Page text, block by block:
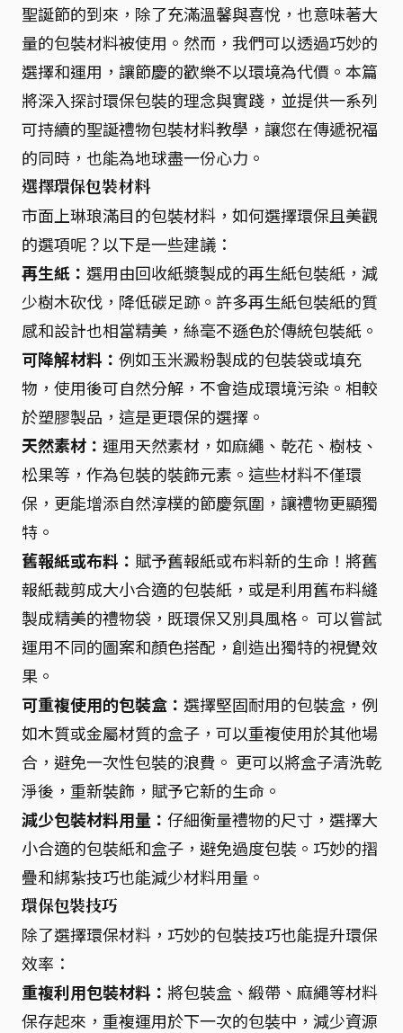
聖誕節的到來，除了充滿溫馨與喜悅，也意味著大
量的包裝材料被使用。然而，我們可以透過巧妙的
選擇和運用，讓節慶的歡樂不以環境為代價。本篇
將深入探討環保包裝的理念與實踐，並提供一系列
可持續的聖誕禮物包裝材料教學，讓您在傳遞祝福
的同時，也能為地球盡一份心力。
選擇環保包裝材料
市面上琳琅滿目的包裝材料，如何選擇環保且美觀
的選項呢？以下是一些建議：
再生紙： 選用由回收紙漿製成的再生紙包裝紙，減
少樹木砍伐，降低碳足跡。許多再生紙包裝紙的質
感和設計也相當精美，絲毫不遜色於傳統包裝紙。
可降解材料： 例如玉米澱粉製成的包裝袋或填充
物，使用後可自然分解，不會造成環境污染。相較
於塑膠製品，這是更環保的選擇。
天然素材： 運用天然素材，如麻繩、乾花、樹枝、
松果等，作為包裝的裝飾元素。這些材料不僅環
保，更能增添自然淳樸的節慶氛圍，讓禮物更顯獨
特。
舊報紙或布料： 賦予舊報紙或布料新的生命！將舊
報紙裁剪成大小合適的包裝紙，或是利用舊布料縫
製成精美的禮物袋，既環保又別具風格。 可以嘗試
運用不同的圖案和顏色搭配，創造出獨特的視覺效
果。
可重複使用的包裝盒： 選擇堅固耐用的包裝盒，例
如木質或金屬材質的盒子，可以重複使用於其他場
合，避免一次性包裝的浪費。 更可以將盒子清洗乾
淨後，重新裝飾，賦予它新的生命。
減少包裝材料用量： 仔細衡量禮物的尺寸，選擇大
小合適的包裝紙和盒子，避免過度包裝。巧妙的摺
疊和綁紮技巧也能減少材料用量。
環保包裝技巧
除了選擇環保材料，巧妙的包裝技巧也能提升環保
效率：
重複利用包裝材料： 將包裝盒、緞帶、麻繩等材料
保存起來，重複運用於下一次的包裝中，減少資源